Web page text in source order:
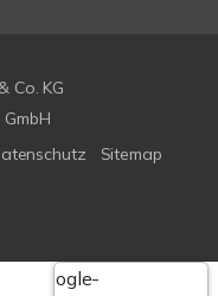
Co. KG
Sitemap
Google-